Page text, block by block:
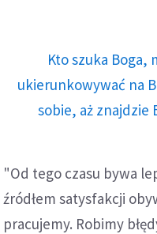
Kto szuka Boga,
ukierunkowywać na
sobie, aż znajdzie
"Od tego czasu bywa
źródłem satysfakcji
pracujemy. Robimy